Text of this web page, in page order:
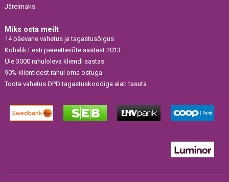
Järelmaks
Miks osta meilt
14 päevane vahetus ja tagastusõigus
Kohalik Eesti pereettevõte aastast 2013
Üle 3000 rahuloleva kliendi aastas
90% klientidest rahul oma ostuga
Toote vahetus DPD tagastuskoodiga alati tasuta